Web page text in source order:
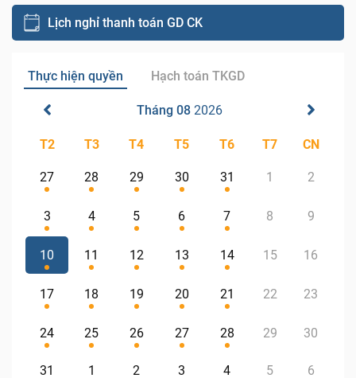
Lịch nghỉ thanh toán GD CK
Thực hiện quyền Hạch toán TKGD
Tháng 08 2026
T2 T3 T4 T5 T6 T7 CN
27 28 29 30 31 1 2
3 4 5 6 7 8 9
10 11 12 13 14 15 16
17 18 19 20 21 22 23
24 25 26 27 28 29 30
31 1 2 3 4 5 6